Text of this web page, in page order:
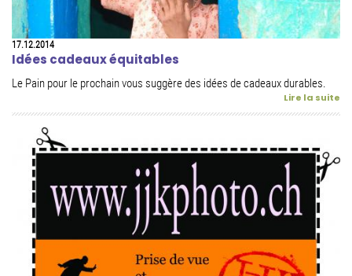
17.12.2014
Idées cadeaux équitables
Le Pain pour le prochain vous suggère des idées de cadeaux durables.
Lire la suite